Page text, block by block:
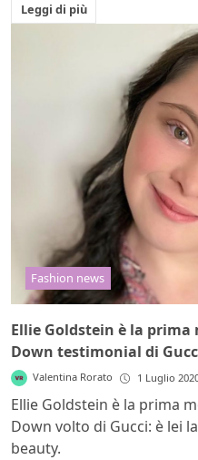
Leggi di più
Fashion news
Ellie Goldstein è la
Down testimonial di
Valentina Rorato 1 Luglio
Ellie Goldstein è la prima
Down volto di Gucci: è lei
beauty.